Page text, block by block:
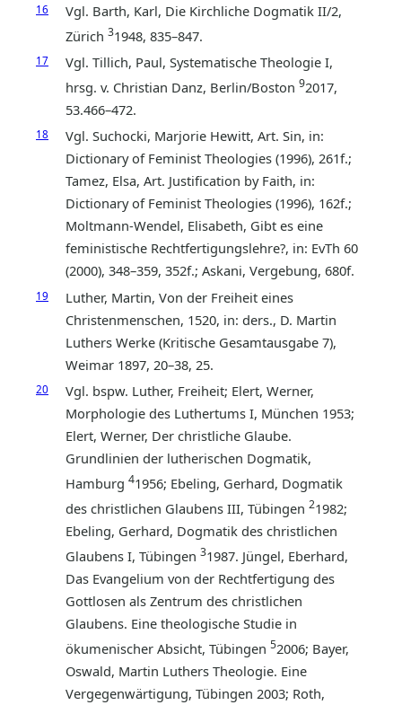
16
Vgl. Barth, Karl, Die Kirchliche Dogmatik II/2,
Zürich 31948, 835–847.
17
Vgl. Tillich, Paul, Systematische Theologie I,
hrsg. v. Christian Danz, Berlin/Boston 92017,
53.466–472.
18
Vgl. Suchocki, Marjorie Hewitt, Art. Sin, in:
Dictionary of Feminist Theologies (1996), 261f.;
Tamez, Elsa, Art. Justification by Faith, in:
Dictionary of Feminist Theologies (1996), 162f.;
Moltmann-Wendel, Elisabeth, Gibt es eine
feministische Rechtfertigungslehre?, in: EvTh 60
(2000), 348–359, 352f.; Askani, Vergebung, 680f.
19
Luther, Martin, Von der Freiheit eines
Christenmenschen, 1520, in: ders., D. Martin
Luthers Werke (Kritische Gesamtausgabe 7),
Weimar 1897, 20–38, 25.
20
Vgl. bspw. Luther, Freiheit; Elert, Werner,
Morphologie des Luthertums I, München 1953;
Elert, Werner, Der christliche Glaube.
Grundlinien der lutherischen Dogmatik,
Hamburg 41956; Ebeling, Gerhard, Dogmatik
des christlichen Glaubens III, Tübingen 21982;
Ebeling, Gerhard, Dogmatik des christlichen
Glaubens I, Tübingen 31987. Jüngel, Eberhard,
Das Evangelium von der Rechtfertigung des
Gottlosen als Zentrum des christlichen
Glaubens. Eine theologische Studie in
ökumenischer Absicht, Tübingen 52006; Bayer,
Oswald, Martin Luthers Theologie. Eine
Vergegenwärtigung, Tübingen 2003; Roth,